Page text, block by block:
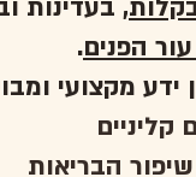
הפנים
ידע מקצועי
קליניים